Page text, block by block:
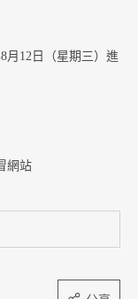
月12日（星期三）進
網站